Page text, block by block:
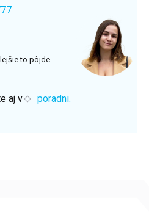
to pôjde
aj v poradni.